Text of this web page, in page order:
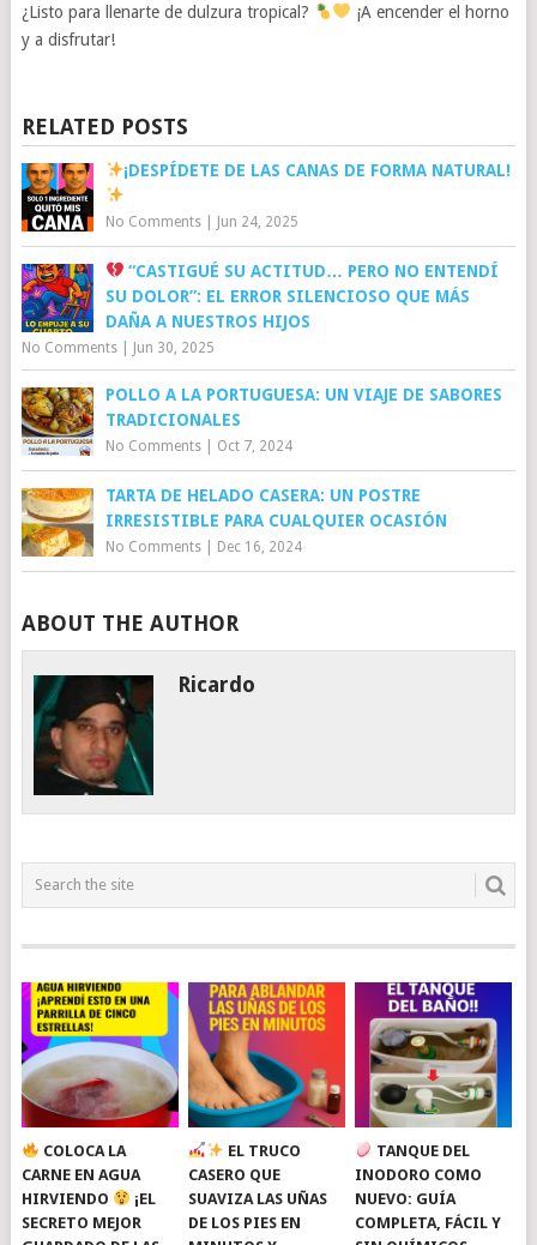
¿Listo para llenarte de dulzura tropical?
¡A encender el horno
y a disfrutar!
RELATED POSTS
¡DESPÍDETE DE LAS CANAS DE FORMA NATURAL!
No Comments| Jun 24, 2025
“CASTIGUÉ SU ACTITUD… PERO NO ENTENDÍ
SU DOLOR”: EL ERROR SILENCIOSO QUE MÁS
DAÑA A NUESTROS HIJOS
No Comments| Jun 30, 2025
POLLO A LA PORTUGUESA: UN VIAJE DE SABORES
TRADICIONALES
No Comments| Oct 7, 2024
TARTA DE HELADO CASERA: UN POSTRE
IRRESISTIBLE PARA CUALQUIER OCASIÓN
No Comments| Dec 16, 2024
ABOUT THE AUTHOR
Ricardo
COLOCA LA
CARNE EN AGUA
HIRVIENDO
¡EL
SECRETO MEJOR
EL TRUCO
CASERO QUE
SUAVIZA LAS UÑAS
DE LOS PIES EN
TANQUE DEL
INODORO COMO
NUEVO: GUÍA
COMPLETA, FÁCIL Y